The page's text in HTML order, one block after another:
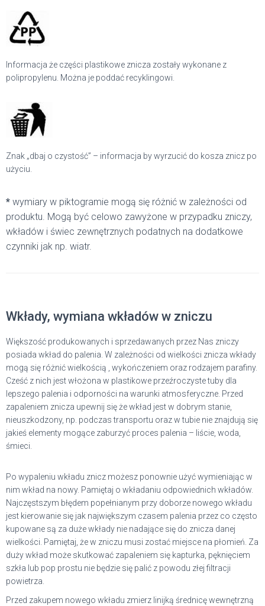
Informacja że części plastikowe znicza zostały wykonane z
polipropylenu. Można je poddać recyklingowi.
Znak „dbaj o czystość” – informacja by wyrzucić do kosza znicz po
użyciu.
* wymiary w piktogramie mogą się różnić w zależności od
produktu. Mogą być celowo zawyżone w przypadku zniczy,
wkładów i świec zewnętrznych podatnych na dodatkowe
czynniki jak np. wiatr.
Wkłady, wymiana wkładów w zniczu
Większość produkowanych i sprzedawanych przez Nas zniczy
posiada wkład do palenia. W zależności od wielkości znicza wkłady
mogą się różnić wielkością , wykończeniem oraz rodzajem parafiny.
Cześć z nich jest włożona w plastikowe przeźroczyste tuby dla
lepszego palenia i odporności na warunki atmosferyczne. Przed
zapaleniem znicza upewnij się że wkład jest w dobrym stanie,
nieuszkodzony, np. podczas transportu oraz w tubie nie znajdują się
jakieś elementy mogące zaburzyć proces palenia – liście, woda,
śmieci.
Po wypaleniu wkładu znicz możesz ponownie użyć wymieniając w
nim wkład na nowy. Pamiętaj o wkładaniu odpowiednich wkładów.
Najczęstszym błędem popełnianym przy doborze nowego wkładu
jest kierowanie się jak największym czasem palenia przez co często
kupowane są za duże wkłady nie nadające się do znicza danej
wielkości. Pamiętaj, że w zniczu musi zostać miejsce na płomień. Za
duży wkład może skutkować zapaleniem się kapturka, pęknięciem
szkła lub pop prostu nie będzie się palić z powodu złej filtracji
powietrza.
Przed zakupem nowego wkładu zmierz linijką średnicę wewnętrzną